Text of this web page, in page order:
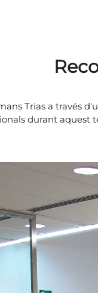
Trias a través
durant aquest